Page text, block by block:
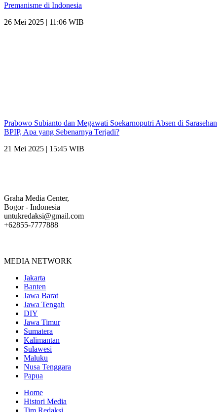
Premanisme di Indonesia
26 Mei 2025 | 11:06 WIB
Prabowo Subianto dan Megawati Soekarnoputri Absen di Sarasehan
BPIP, Apa yang Sebenarnya Terjadi?
21 Mei 2025 | 15:45 WIB
Graha Media Center,
Bogor - Indonesia
untukredaksi@gmail.com
+62855-7777888
MEDIA NETWORK
Jakarta
Banten
Jawa Barat
Jawa Tengah
DIY
Jawa Timur
Sumatera
Kalimantan
Sulawesi
Maluku
Nusa Tenggara
Papua
Home
Histori Media